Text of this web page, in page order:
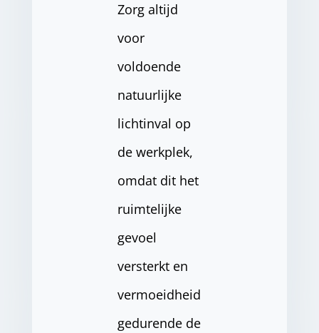
Zorg altijd
voor
voldoende
natuurlijke
lichtinval op
de werkplek,
omdat dit het
ruimtelijke
gevoel
versterkt en
vermoeidheid
gedurende de